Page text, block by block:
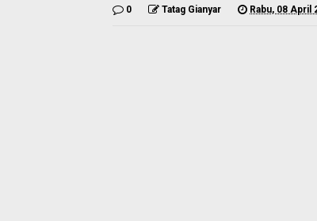
0 Tatag Gianyar Rabu, 08 April